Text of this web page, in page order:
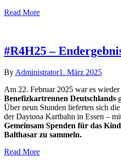
Read More
#R4H25 –
By Administrator1. März 2025
Am 22. Februar 2025 war es
Benefizkartrennen Deutschlands
Über neun Stunden lieferten sich
der Daytona Kartbahn in Essen –
Gemeinsam Spenden für das
Balthasar zu sammeln.
Read More